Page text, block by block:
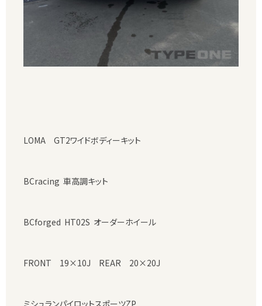
LOMA GT2ワイドボディーキット
BCracing 車高調キット
BCforged HT02S オーダーホイール
FRONT 19×10J REAR 20×20J